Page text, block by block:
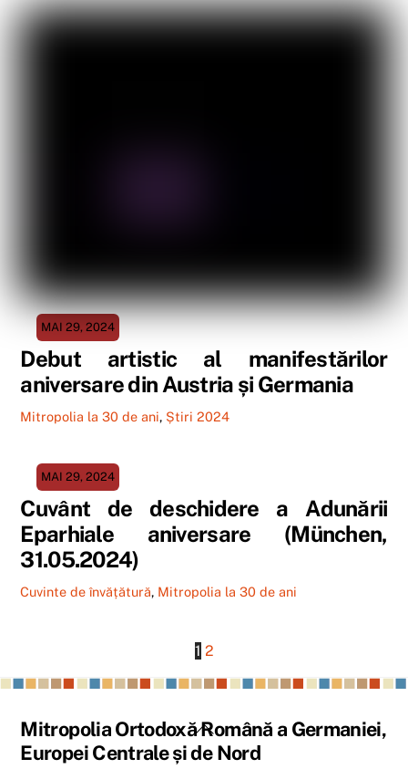
MAI 29, 2024
Debut artistic al manifestărilor
aniversare din Austria și Germania
Mitropolia la 30 de ani, Știri 2024
MAI 29, 2024
Cuvânt de deschidere a Adunării
Eparhiale aniversare (München,
31.05.2024)
Cuvinte de învățătură, Mitropolia la 30 de ani
1 2
Back
To
Mitropolia Ortodoxă Română a Germaniei,
Europei Centrale și de Nord